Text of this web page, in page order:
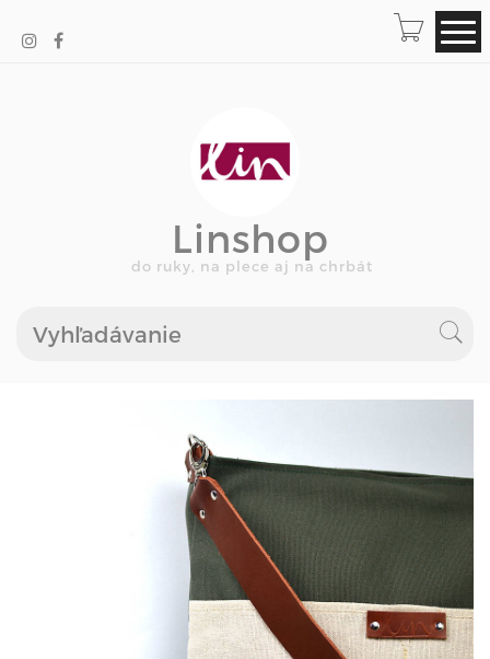
Linshop
do ruky, na plece aj na chrbát